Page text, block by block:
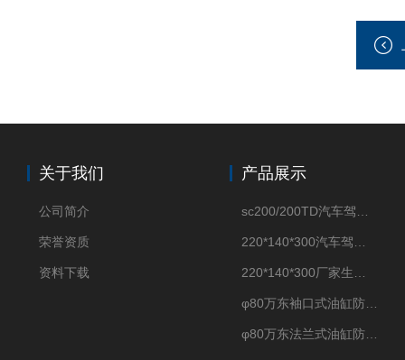
关于我们
公司简介
荣誉资质
资料下载
产品展示